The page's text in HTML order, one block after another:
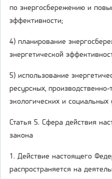
по энергосбережению и
эффективности;
4) планирование
энергетической
5) использование
ресурсных, производственно-
экологических и социальных
Статья 5. Сфера действия
закона
1. Действие настоящего
распространяется на